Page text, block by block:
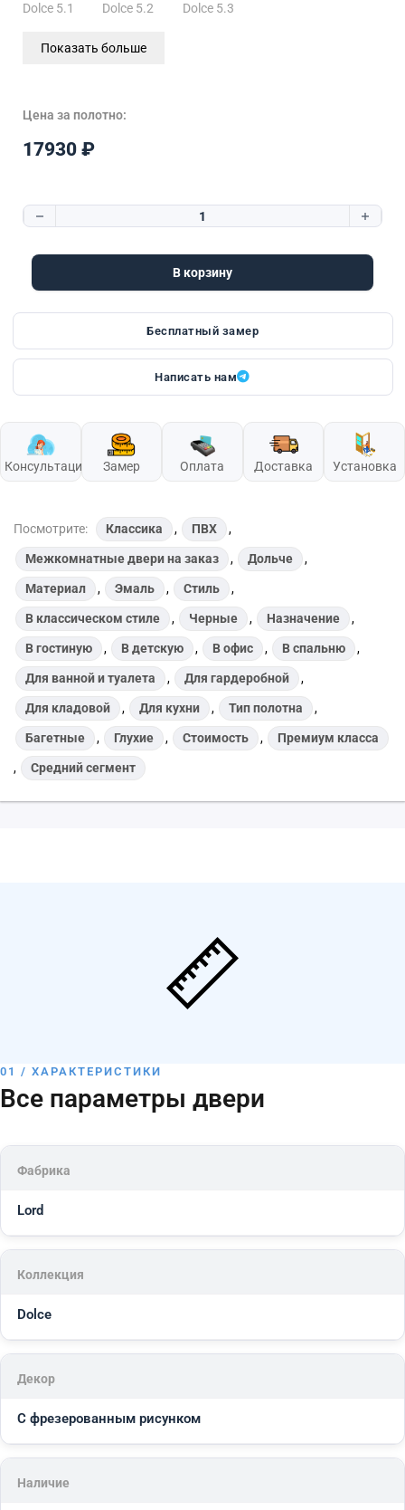
Dolce 5.1 Dolce 5.2 Dolce 5.3
Показать больше
Цена за полотно:
17930 ₽
Количество товара Dolce 6.1
В корзину
Бесплатный замер
Написать нам
Консультация Замер Оплата Доставка Установка
Посмотрите: Классика , ПВХ ,
Межкомнатные двери на заказ , Дольче ,
Материал , Эмаль , Стиль ,
В классическом стиле , Черные , Назначение ,
В гостиную , В детскую , В офис , В спальню ,
Для ванной и туалета , Для гардеробной ,
Для кладовой , Для кухни , Тип полотна ,
Багетные , Глухие , Стоимость , Премиум класса
, Средний сегмент
01 / ХАРАКТЕРИСТИКИ
Все параметры двери
Фабрика
Lord
Коллекция
Dolce
Декор
С фрезерованным рисунком
Наличие